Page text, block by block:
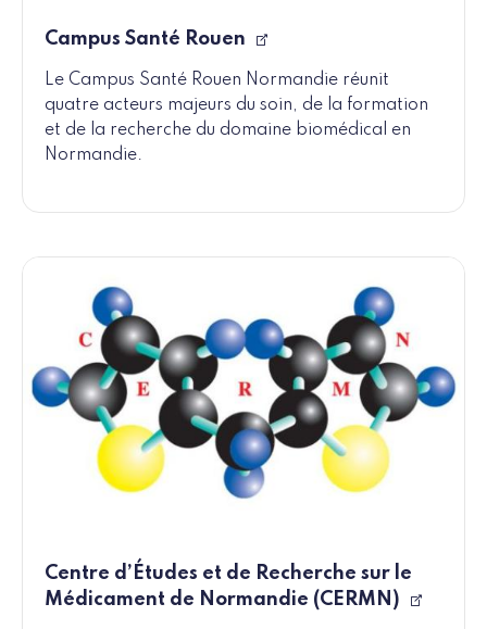
Campus Santé Rouen
Le Campus Santé Rouen Normandie réunit
quatre acteurs majeurs du soin, de la formation
et de la recherche du domaine biomédical en
Normandie.
Centre d’Études et de Recherche sur le
Médicament de Normandie (CERMN)